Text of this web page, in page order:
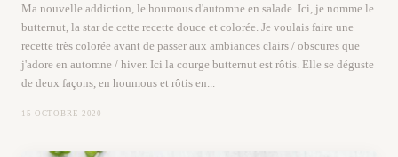
Ma nouvelle addiction, le houmous d'automne en salade. Ici, je nomme le
butternut, la star de cette recette douce et colorée. Je voulais faire une
recette très colorée avant de passer aux ambiances clairs / obscures que
j'adore en automne / hiver. Ici la courge butternut est rôtis. Elle se déguste
de deux façons, en houmous et rôtis en...
15 OCTOBRE 2020